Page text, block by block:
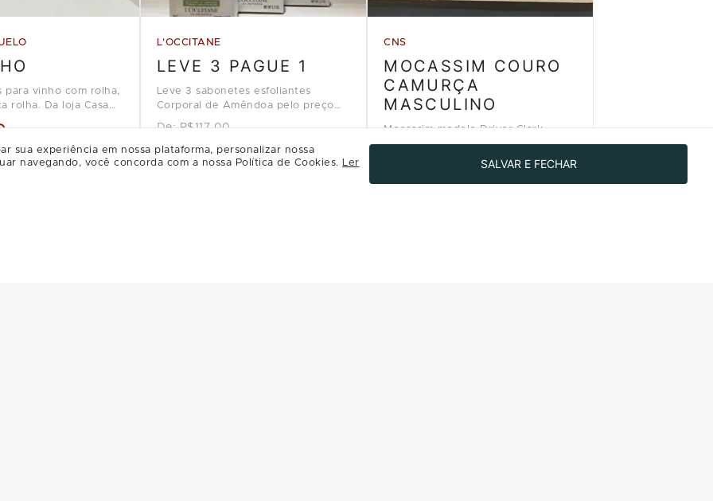
para vinho com rolha,
rolha. Da loja Casa
L'OCCITANE
LEVE 3 PAGUE 1
Leve 3 sabonetes esfoliantes
Corporal de Amêndoa pelo preço
de 1, na loja L'Occitane en
De:R$117.00
Por:R$59.00
CNS
MOCASSIM COURO
CAMURÇA
MASCULINO
Mocassim modelo Driver Clark,
couro camurça azul marinho da loja
sua experiência em nossa plataforma, personalizar nossa
navegando, você concorda com a nossa Política de Cookies. Ler
SALVAR E FECHAR